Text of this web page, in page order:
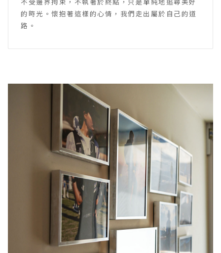
的時光。懷抱著這樣的心情，我們走出屬於自己的道
路。